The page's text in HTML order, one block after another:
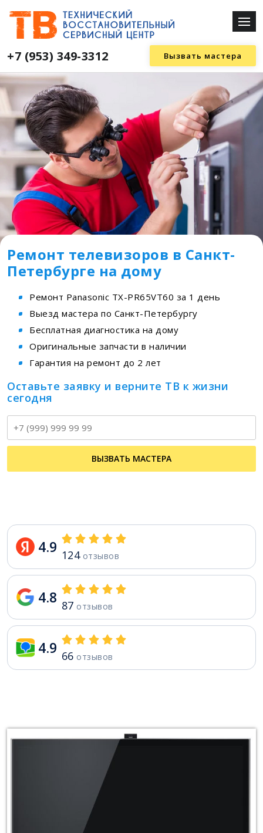
+7 (953) 349-3312 Вызвать мастера
Ремонт телевизоров в Санкт-
Петербурге на дому
Ремонт Panasonic TX-PR65VT60 за 1 день
Выезд мастера по Санкт-Петербургу
Бесплатная диагностика на дому
Оригинальные запчасти в наличии
Гарантия на ремонт до 2 лет
Оставьте заявку и верните ТВ к жизни
сегодня
ВЫЗВАТЬ МАСТЕРА
4.9 124отзывов
4.8 87 отзывов
4.9 66 отзывов